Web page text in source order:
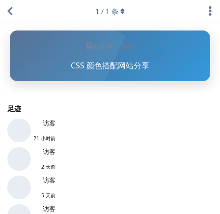
知识库 编程
CSS 颜色搭配网站分享
足迹
访客
21 小时前
访客
2 天前
访客
5 天前
访客
1 / 1 条